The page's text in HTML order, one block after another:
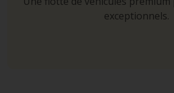
exceptionnels.